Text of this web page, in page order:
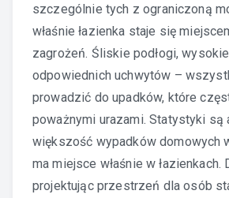
szczególnie tych z ograniczoną
właśnie łazienka staje się
zagrożeń. Śliskie podłogi,
odpowiednich uchwytów –
prowadzić do upadków, które
poważnymi urazami. Statystyki są
większość wypadków domowych
ma miejsce właśnie w łazienkach.
projektując przestrzeń dla osób